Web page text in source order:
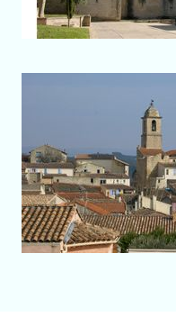
Salon-de-
Clocher de